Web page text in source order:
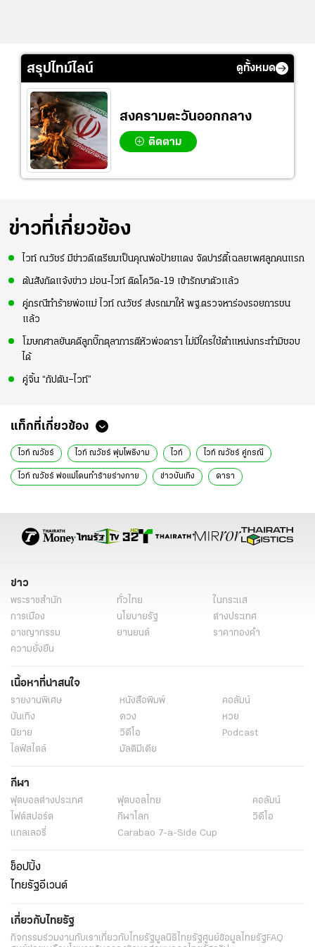
สรุปไทม์ไลน์ ดูทั้งหมด
สงครามตะวันออกกลาง
ติดตาม
ข่าวที่เกี่ยวข้อง
ไวท์ ณวัชร์ มีข่าวดีเตรียมเป็นคุณพ่อป้ายแดง จัดปาร์ตี้เฉลยเพศลูกคนแรก
ต้นสังกัดแจ้งข่าว ม่อน-ไวท์ ติดโควิด-19 เข้ารักษาตัวแล้ว
คู่กรณีทำร้ายพ่อแม่ ไวท์ ณวัชร์ ส่งรถมาให้ พฐ.ตรวจหาร่องรอยการชน
แล้ว
โฆษกศาลยันคดีลูกบิ๊กตุลาการตีหัวพ่อดารา ไม่มีใครใช้ตำแหน่งกระทำมิชอบ
ได้
คู่จิ้น “กัปตัน–ไวท์”
แท็กที่เกี่ยวข้อง
ไวท์ ณวัชร์ ไวท์ ณวัชร์ พุ่มโพธิงาม ไวท์ ไวท์ ณวัชร์ คู่กรณี
ไวท์ ณวัชร์ พ่อแม่โดนทำร้ายร่างกาย ข่าวบันเทิง ดารา
ข่าว
พระราชสำนัก ทั่วไทย
ในกระแส
การเมือง
นโยบายรัฐ
ต่างประเทศ
อาชญากรรม
ยานยนต์
ราคาทองคำ
ความยั่งยืน
เนื้อหาที่น่าสนใจ
รายงานพิเศษ หนังสือพิมพ์
คอลัมน์
บันเทิง
ดวง
หวย
นิยาย
วิดีโอ
Podcast
ไลฟ์สไตล์
มัลติมีเดีย
กีฬา
ฟุตบอลต่่างประเทศ ฟุตบอลไทย
คอลัมน์
ไฟต์สปอร์ต
กีฬาโลก
วิดีโอ
แกลเลอรี่
Carabao 7-a-Side Cup
ช็อปปิ้ง
ไทยรัฐอีเวนต์
เกี่ยวกับไทยรัฐ
กิจกรรมร่วมงานกับเราเกี่ยวกับไทยรัฐมูลนิธิไทยรัฐศูนย์ข้อมูลไทยรัฐFAQ